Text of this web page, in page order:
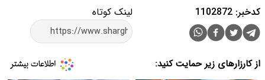
لینک کوتاه کدخبر: 1102872
از کارزارهای زیر حمایت کنید: